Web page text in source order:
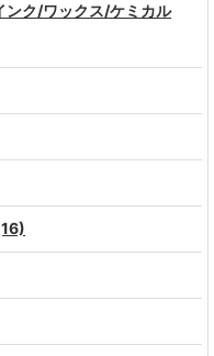
ンク/ワックス/ケミカル